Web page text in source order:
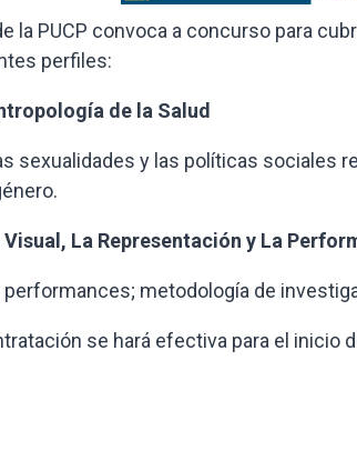
la PUCP convoca a concurso para
perfiles:
de la Salud
sexualidades y las políticas sociales
La Representación y La
metodología de
se hará efectiva para el inicio